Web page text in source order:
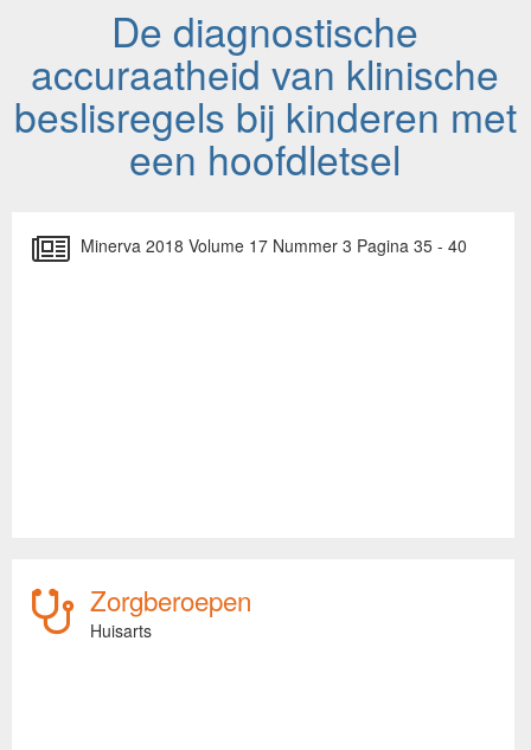
De diagnostische
accuraatheid van klinische
beslisregels bij kinderen met
een hoofdletsel
Minerva 2018 Volume 17 Nummer 3 Pagina 35 - 40
Zorgberoepen
Huisarts